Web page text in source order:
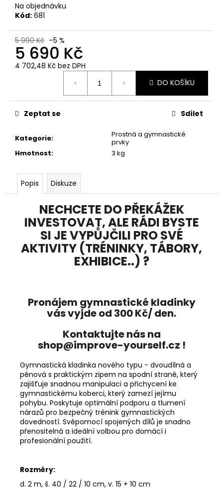
Na objednávku
Kód: 681
5 990 Kč –5 %
5 690 Kč
4 702,48 Kč bez DPH
DO KOŠÍKU
Kategorie:
Prostná a gymnastické
prvky
Hmotnost: 3 kg
Zeptat se Sdílet
Popis Diskuze
NECHCETE DO PŘEKÁŽEK
INVESTOVAT, ALE RÁDI BYSTE
SI JE VYPŮJČILI PRO SVÉ
AKTIVITY (TRÉNINKY, TÁBORY,
EXHIBICE..) ?
Pronájem gymnastické kladinky
vás vyjde od 300 Kč/ den.
Kontaktujte nás na
shop@improve-yourself.cz !
Gymnastická kladinka nového typu - dvoudílná a
pěnová s praktickým zipem na spodní straně, který
zajišťuje snadnou manipulaci a přichycení ke
gymnastickému koberci, který zamezí jejímu
pohybu. Poskytuje optimální podporu a tlumení
nárazů pro bezpečný trénink gymnastických
dovedností. Svépomocí spojených dílů je snadno
přenositelná a ideální volbou pro domácí i
profesionální použití.
Rozměry:
d. 2 m, š. 40 / 22 / 10 cm, v. 15 + 10 cm